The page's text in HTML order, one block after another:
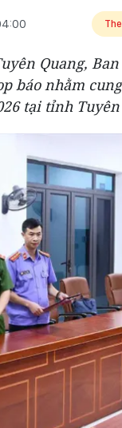
Quang,
báo nhằm
tại tỉnh